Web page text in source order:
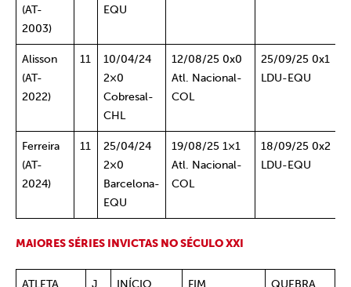
(AT-
2003)
EQU
Alisson
(AT-
2022)
11
10/04/24
2×0
Cobresal-
CHL
12/08/25 0x0
Atl. Nacional-
COL
25/09/25 0x1
LDU-EQU
Ferreira
(AT-
2024)
11
25/04/24
2×0
Barcelona-
EQU
19/08/25 1×1
Atl. Nacional-
COL
18/09/25 0x2
LDU-EQU
MAIORES SÉRIES INVICTAS NO SÉCULO XXI
ATLETA J INÍCIO FIM QUEBRA